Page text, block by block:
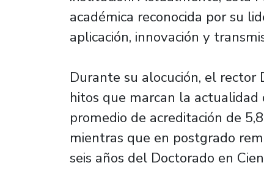
académica reconocida por su
aplicación, innovación y
Durante su alocución, el rector
hitos que marcan la
promedio de acreditación de
mientras que en postgrado
seis años del Doctorado en